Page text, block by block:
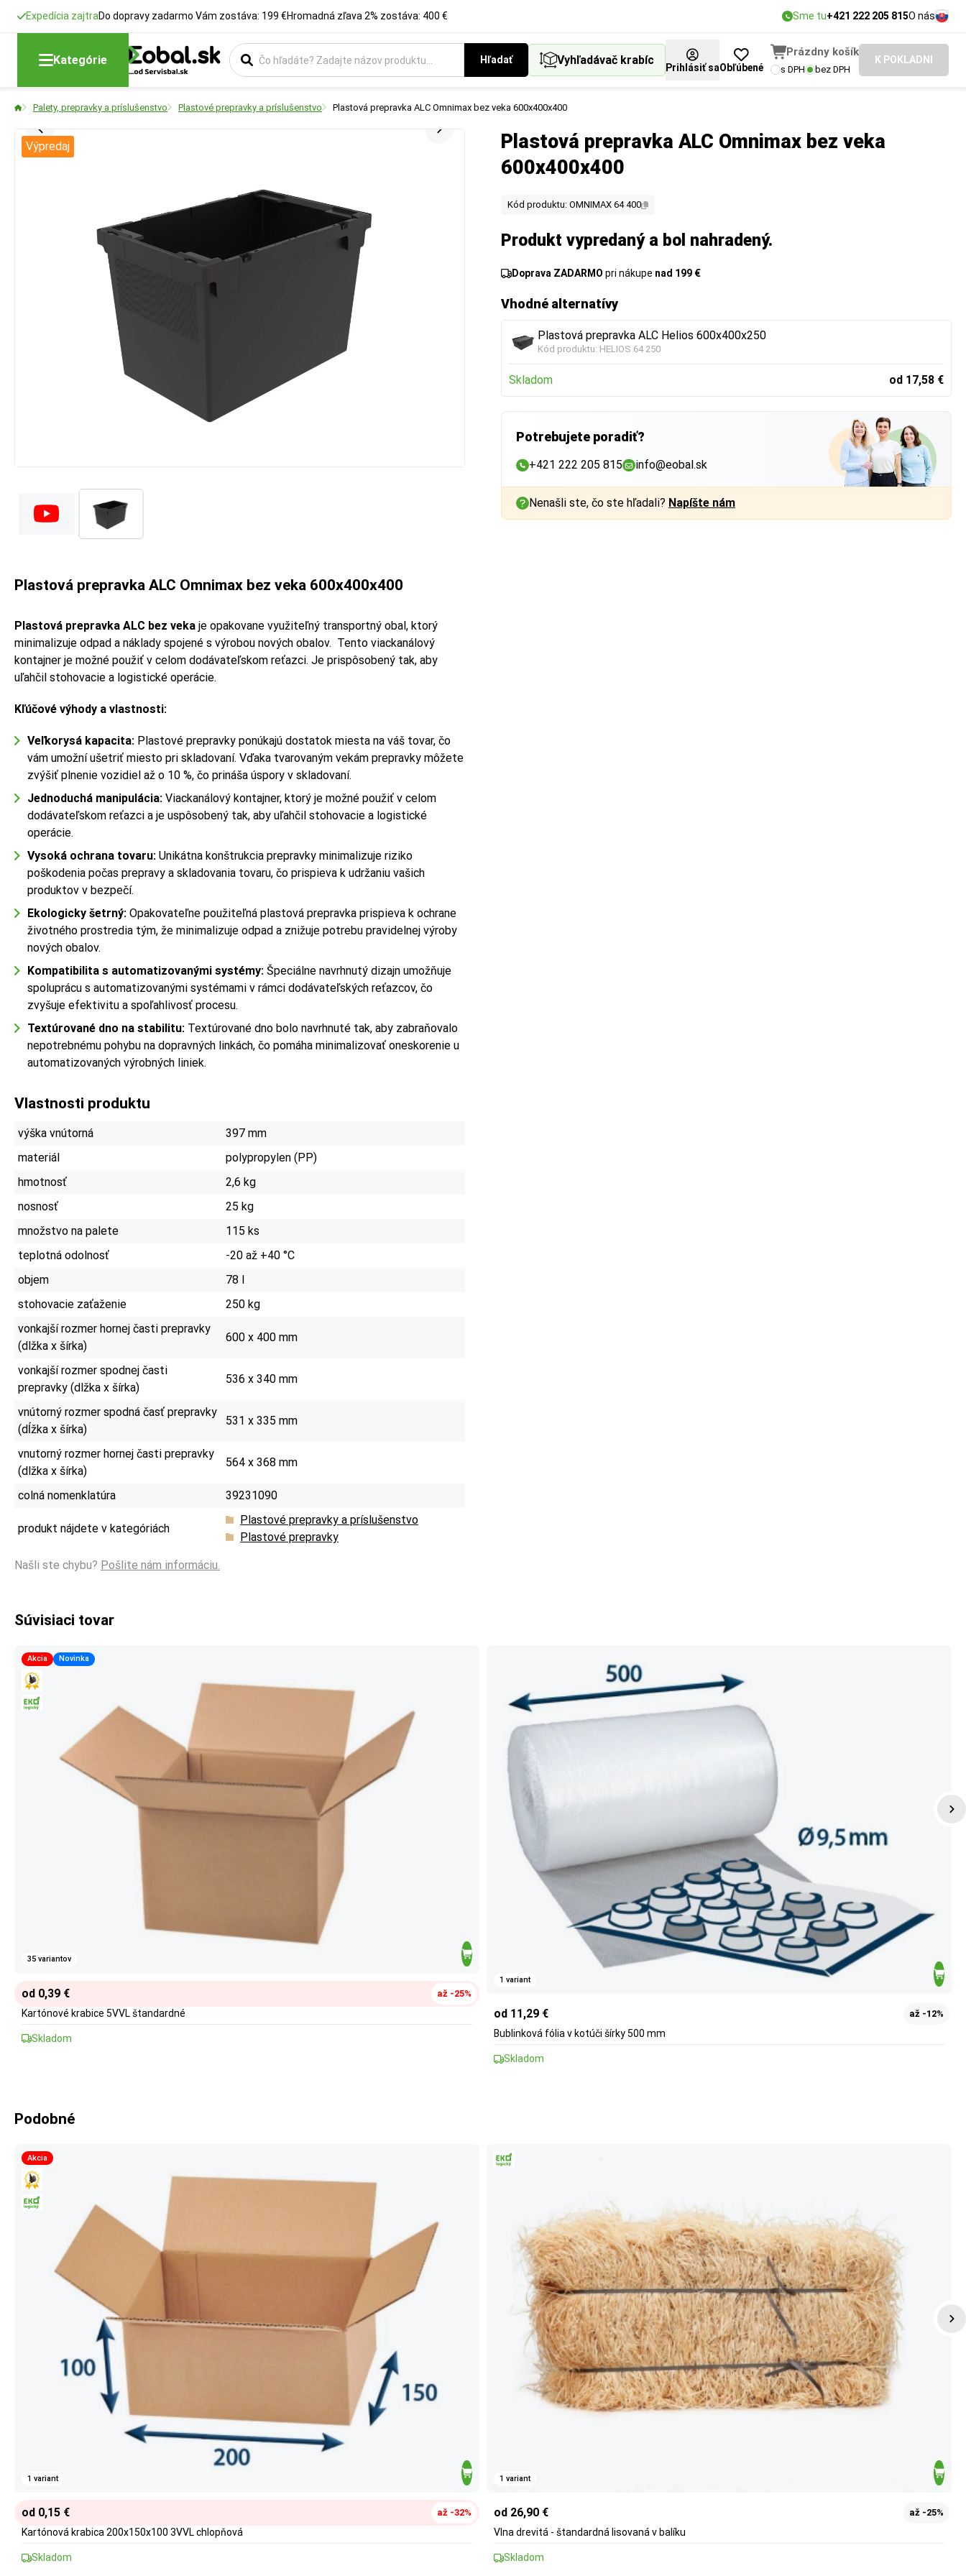
Expedícia zajtraDo dopravy zadarmo Vám zostáva: 199 €Hromadná zľava 2% zostáva: 400 € Sme tu+421 222 205 815O nás
Kategórie Hľadať Vyhľadávač krabíc
Prihlásiť saObľúbené
Prázdny košík
s DPH bez DPH
K POKLADNI
Palety, prepravky a príslušenstvo Plastové prepravky a príslušenstvo Plastová prepravka ALC Omnimax bez veka 600x400x400
Plastová prepravka ALC Omnimax bez veka
600x400x400
Kód produktu: OMNIMAX 64 400
Produkt vypredaný a bol nahradený.
Doprava ZADARMO pri nákupe nad 199 €
Vhodné alternatívy
Plastová prepravka ALC Helios 600x400x250
Kód produktu: HELIOS 64 250
Skladom od 17,58 €
Potrebujete poradiť?
+421 222 205 815 info@eobal.sk
Nenašli ste, čo ste hľadali? Napíšte nám
Výpredaj
Plastová prepravka ALC Omnimax bez veka 600x400x400
Plastová prepravka ALC bez veka je opakovane využiteľný transportný obal, ktorý
minimalizuje odpad a náklady spojené s výrobou nových obalov. Tento viackanálový
kontajner je možné použiť v celom dodávateľskom reťazci. Je prispôsobený tak, aby
uľahčil stohovacie a logistické operácie.
Kľúčové výhody a vlastnosti:
Veľkorysá kapacita: Plastové prepravky ponúkajú dostatok miesta na váš tovar, čo
vám umožní ušetriť miesto pri skladovaní. Vďaka tvarovaným vekám prepravky môžete
zvýšiť plnenie vozidiel až o 10 %, čo prináša úspory v skladovaní.
Jednoduchá manipulácia: Viackanálový kontajner, ktorý je možné použiť v celom
dodávateľskom reťazci a je uspôsobený tak, aby uľahčil stohovacie a logistické
operácie.
Vysoká ochrana tovaru: Unikátna konštrukcia prepravky minimalizuje riziko
poškodenia počas prepravy a skladovania tovaru, čo prispieva k udržaniu vašich
produktov v bezpečí.
Ekologicky šetrný: Opakovateľne použiteľná plastová prepravka prispieva k ochrane
životného prostredia tým, že minimalizuje odpad a znižuje potrebu pravidelnej výroby
nových obalov.
Kompatibilita s automatizovanými systémy: Špeciálne navrhnutý dizajn umožňuje
spoluprácu s automatizovanými systémami v rámci dodávateľských reťazcov, čo
zvyšuje efektivitu a spoľahlivosť procesu.
Textúrované dno na stabilitu: Textúrované dno bolo navrhnuté tak, aby zabraňovalo
nepotrebnému pohybu na dopravných linkách, čo pomáha minimalizovať oneskorenie u
automatizovaných výrobných liniek.
Vlastnosti produktu
výška vnútorná
397 mm
materiál
polypropylen (PP)
hmotnosť
2,6 kg
nosnosť
25 kg
množstvo na palete
115 ks
teplotná odolnosť
-20 až +40 °C
objem
78 l
stohovacie zaťaženie
250 kg
vonkajší rozmer hornej časti prepravky
(dlžka x šírka)
600 x 400 mm
vonkajší rozmer spodnej časti
prepravky (dlžka x šírka)
536 x 340 mm
vnútorný rozmer spodná časť prepravky
(dĺžka x šírka)
531 x 335 mm
vnutorný rozmer hornej časti prepravky
(dlžka x šírka)
564 x 368 mm
colná nomenklatúra 39231090
produkt nájdete v kategóriách
Plastové prepravky a príslušenstvo
Plastové prepravky
Našli ste chybu? Pošlite nám informáciu.
Súvisiaci tovar
Akcia Novinka
35 variantov
od 0,39 € až -25%
Kartónové krabice 5VVL štandardné
Skladom
1 variant
od 11,29 € až -12%
Bublinková fólia v kotúči šírky 500 mm
Skladom
Podobné
Akcia
1 variant
od 0,15 € až -32%
Kartónová krabica 200x150x100 3VVL chlopňová
Skladom
1 variant
od 26,90 € až -25%
Vlna drevitá - štandardná lisovaná v balíku
Skladom